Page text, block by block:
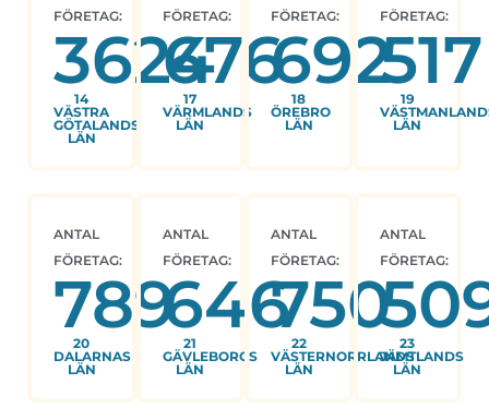
FÖRETAG:
3624
14
VÄSTRA
GÖTALANDS
LÄN
FÖRETAG:
676
17
VÄRMLANDS
LÄN
FÖRETAG:
692
18
ÖREBRO
LÄN
FÖRETAG:
517
19
LÄN
ANTAL
FÖRETAG:
789
20
DALARNAS
LÄN
ANTAL
FÖRETAG:
646
21
GÄVLEBORGS
LÄN
ANTAL
FÖRETAG:
750
22
VÄSTERNORRLANDS
LÄN
ANTAL
FÖRETAG:
23
JÄMTLANDS
LÄN